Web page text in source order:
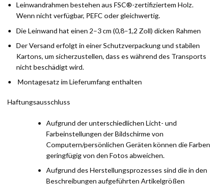
Leinwandrahmen bestehen aus FSC®-zertifiziertem Holz.
Wenn nicht verfügbar, PEFC oder gleichwertig.
Die Leinwand hat einen 2–3 cm (0,8–1,2 Zoll) dicken Rahmen
Der Versand erfolgt in einer Schutzverpackung und stabilen
Kartons, um sicherzustellen, dass es während des Transports
nicht beschädigt wird.
Montagesatz im Lieferumfang enthalten
Haftungsausschluss
Aufgrund der unterschiedlichen Licht- und
Farbeinstellungen der Bildschirme von
Computern/persönlichen Geräten können die Farben
geringfügig von den Fotos abweichen.
Aufgrund des Herstellungsprozesses sind die in den
Beschreibungen aufgeführten Artikelgrößen